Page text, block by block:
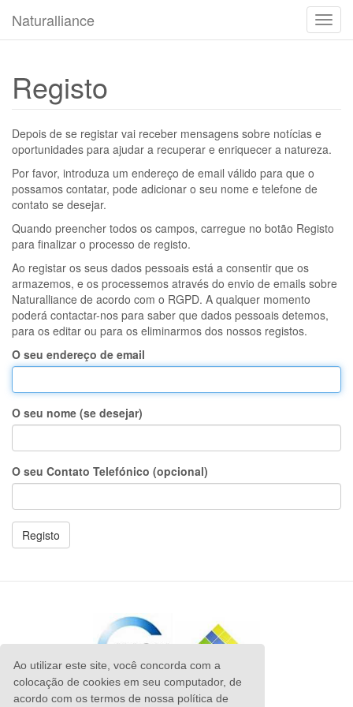
Ao utilizar este site, você concorda com a
colocação de cookies em seu computador, de
acordo com os termos de nossa política de
o
Naturalliance
Registo
Depois de se registar vai receber mensagens sobre notícias e
oportunidades para ajudar a recuperar e enriquecer a natureza.
Por favor, introduza um endereço de email válido para que o
possamos contatar, pode adicionar o seu nome e telefone de
contato se desejar.
Quando preencher todos os campos, carregue no botão Registo
para finalizar o processo de registo.
Ao registar os seus dados pessoais está a consentir que os
armazemos, e os processemos através do envio de emails sobre
Naturalliance de acordo com o RGPD. A qualquer momento
poderá contactar-nos para saber que dados pessoais detemos,
para os editar ou para os eliminarmos dos nossos registos.
O seu endereço de email
O seu nome (se desejar)
O seu Contato Telefónico (opcional)